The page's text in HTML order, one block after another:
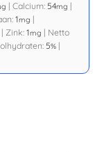
|Calcium: 54mg |
1mg |
|Zink:1mg | Netto
5% |